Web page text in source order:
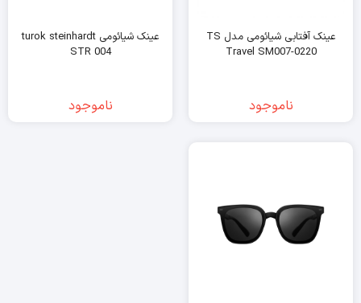
عینک آفتابی شیائومی مدل TS
Travel SM007-0220
ناموجود
عینک شیائومی turok steinhardt
STR 004
ناموجود